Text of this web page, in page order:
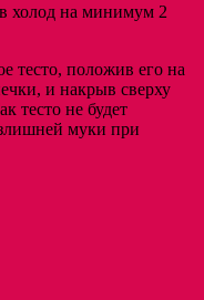
холод на минимум 2
тесто, положив его на
и накрыв сверху
тесто не будет
муки при